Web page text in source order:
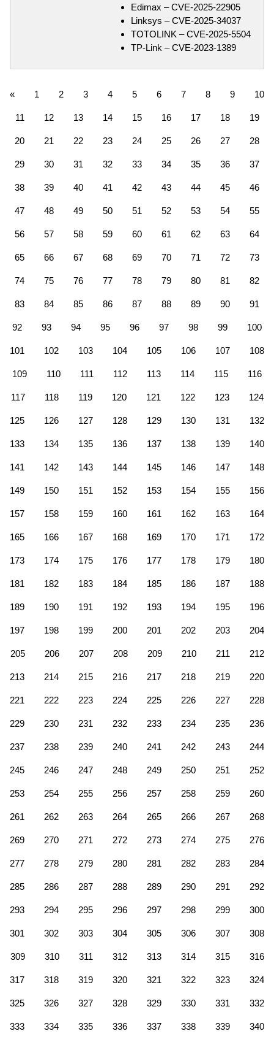
Edimax – CVE-2025-22905
Linksys – CVE-2025-34037
TOTOLINK – CVE-2025-5504
TP-Link – CVE-2023-1389
« 1 2 3 4 5 6 7 8 9 10
11 12 13 14 15 16 17 18 19
20 21 22 23 24 25 26 27 28
29 30 31 32 33 34 35 36 37
38 39 40 41 42 43 44 45 46
47 48 49 50 51 52 53 54 55
56 57 58 59 60 61 62 63 64
65 66 67 68 69 70 71 72 73
74 75 76 77 78 79 80 81 82
83 84 85 86 87 88 89 90 91
92 93 94 95 96 97 98 99 100
101 102 103 104 105 106 107 108
109 110 111 112 113 114 115 116
117 118 119 120 121 122 123 124
125 126 127 128 129 130 131 132
133 134 135 136 137 138 139 140
141 142 143 144 145 146 147 148
149 150 151 152 153 154 155 156
157 158 159 160 161 162 163 164
165 166 167 168 169 170 171 172
173 174 175 176 177 178 179 180
181 182 183 184 185 186 187 188
189 190 191 192 193 194 195 196
197 198 199 200 201 202 203 204
205 206 207 208 209 210 211 212
213 214 215 216 217 218 219 220
221 222 223 224 225 226 227 228
229 230 231 232 233 234 235 236
237 238 239 240 241 242 243 244
245 246 247 248 249 250 251 252
253 254 255 256 257 258 259 260
261 262 263 264 265 266 267 268
269 270 271 272 273 274 275 276
277 278 279 280 281 282 283 284
285 286 287 288 289 290 291 292
293 294 295 296 297 298 299 300
301 302 303 304 305 306 307 308
309 310 311 312 313 314 315 316
317 318 319 320 321 322 323 324
325 326 327 328 329 330 331 332
333 334 335 336 337 338 339 340